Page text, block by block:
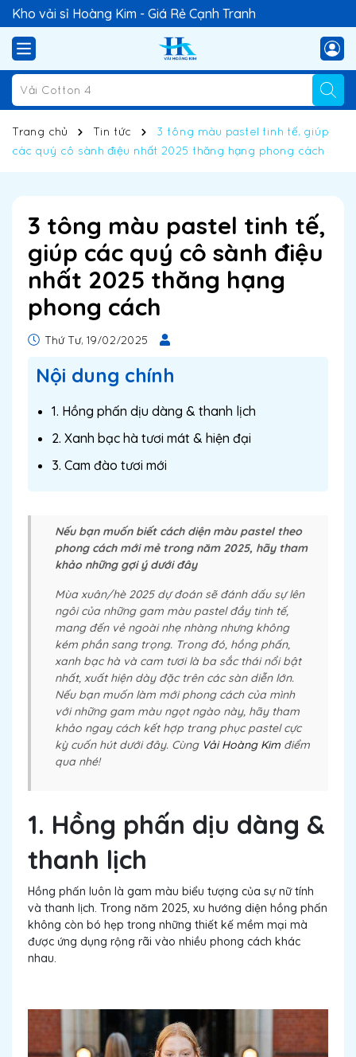
Kho vải sỉ Hoàng Kim - Giá Rẻ Cạnh Tranh
Trang chủ Tin tức
3 tông màu pastel tinh tế, giúp
các quý cô sành điệu nhất 2025 thăng hạng phong cách
3 tông màu pastel tinh tế,
giúp các quý cô sành điệu
nhất 2025 thăng hạng
phong cách
Thứ Tư, 19/02/2025
Nội dung chính
1. Hồng phấn dịu dàng & thanh lịch
2. Xanh bạc hà tươi mát & hiện đại
3. Cam đào tươi mới
Nếu bạn muốn biết cách diện màu pastel theo
phong cách mới mẻ trong năm 2025, hãy tham
khảo những gợi ý dưới đây
Mùa xuân/hè 2025 dự đoán sẽ đánh dấu sự lên
ngôi của những gam màu pastel đầy tinh tế,
mang đến vẻ ngoài nhẹ nhàng nhưng không
kém phần sang trọng. Trong đó, hồng phấn,
xanh bạc hà và cam tươi là ba sắc thái nổi bật
nhất, xuất hiện dày đặc trên các sàn diễn lớn.
Nếu bạn muốn làm mới phong cách của mình
với những gam màu ngọt ngào này, hãy tham
khảo ngay cách kết hợp trang phục pastel cực
kỳ cuốn hút dưới đây. Cùng Vải Hoàng Kim điểm
qua nhé!
1. Hồng phấn dịu dàng &
thanh lịch
Hồng phấn luôn là gam màu biểu tượng của sự nữ tính
và thanh lịch. Trong năm 2025, xu hướng diện hồng phấn
không còn bó hẹp trong những thiết kế mềm mại mà
được ứng dụng rộng rãi vào nhiều phong cách khác
nhau.